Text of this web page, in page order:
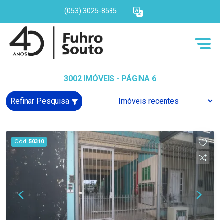
(053) 3025-8585
3002 IMÓVEIS - PÁGINA 6
Refinar Pesquisa
Cód. 50310